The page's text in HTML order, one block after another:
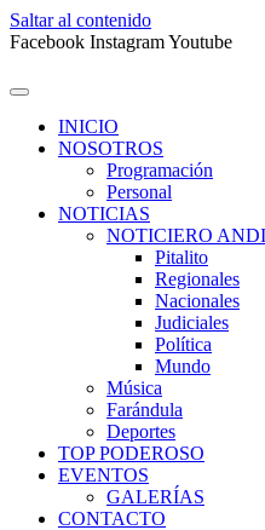
Saltar al contenido
Facebook InstagramYoutube
INICIO
NOSOTROS
Programación
Personal
NOTICIAS
NOTICIERO
Pitalito
Regionales
Nacionales
Judiciales
Política
Mundo
Música
Farándula
Deportes
TOP PODEROSO
EVENTOS
GALERÍAS
CONTACTO